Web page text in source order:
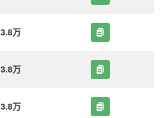
3.8万
3.8万
3.8万